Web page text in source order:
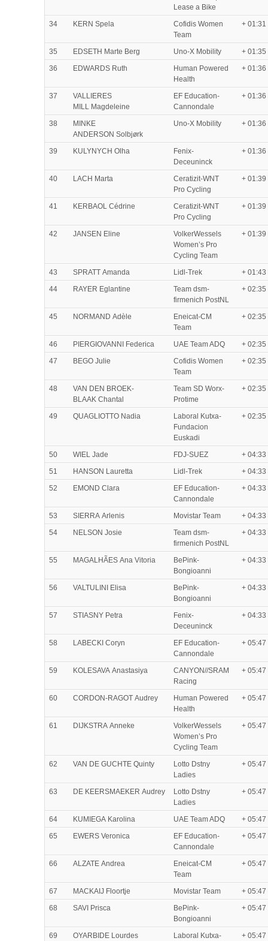
Lease a Bike
34 KERN Spela
Cofidis Women
Team
+ 01:31
35 EDSETH Marte Berg Uno-X Mobility
+ 01:35
36
EDWARDS Ruth
Human Powered
Health
+ 01:36
37
VALLIERES
MILL Magdeleine
EF Education-
Cannondale
+ 01:36
38
MINKE
ANDERSON Solbjørk
Uno-X Mobility + 01:36
39 KULYNYCH Olha
Fenix-
Deceuninck
+ 01:36
40 LACH Marta
Ceratizit-WNT
Pro Cycling
+ 01:39
41 KERBAOL Cédrine
Ceratizit-WNT
Pro Cycling
+ 01:39
42 JANSEN Eline
VolkerWessels
Women’s Pro
Cycling Team
+ 01:39
43 SPRATT Amanda Lidl-Trek
+ 01:43
44
RAYER Eglantine
Team dsm-
firmenich PostNL
+ 02:35
45 NORMAND Adèle
Eneicat-CM
Team
+ 02:35
46 PIERGIOVANNI Federica UAE Team ADQ
+ 02:35
47
BEGO Julie
Cofidis Women
Team
+ 02:35
48
VAN DEN BROEK-
BLAAK Chantal
Team SD Worx-
Protime
+ 02:35
49 QUAGLIOTTO Nadia
Laboral Kutxa-
Fundacion
Euskadi
+ 02:35
50 WIEL Jade FDJ-SUEZ
+ 04:33
51
HANSON Lauretta Lidl-Trek
+ 04:33
52
EMOND Clara
EF Education-
Cannondale
+ 04:33
53 SIERRA Arlenis Movistar Team
+ 04:33
54
NELSON Josie
Team dsm-
firmenich PostNL
+ 04:33
55 MAGALHÃES Ana Vitoria
BePink-
Bongioanni
+ 04:33
56 VALTULINI Elisa
BePink-
Bongioanni
+ 04:33
57 STIASNY Petra
Fenix-
Deceuninck
+ 04:33
58 LABECKI Coryn
EF Education-
Cannondale
+ 05:47
59 KOLESAVA Anastasiya
CANYON//SRAM
Racing
+ 05:47
60 CORDON-RAGOT Audrey
Human Powered
Health
+ 05:47
61 DIJKSTRA Anneke
VolkerWessels
Women’s Pro
Cycling Team
+ 05:47
62 VAN DE GUCHTE Quinty
Lotto Dstny
Ladies
+ 05:47
63 DE KEERSMAEKER Audrey
Lotto Dstny
Ladies
+ 05:47
64 KUMIEGA Karolina UAE Team ADQ
+ 05:47
65
EWERS Veronica
EF Education-
Cannondale
+ 05:47
66 ALZATE Andrea
Eneicat-CM
Team
+ 05:47
67 MACKAIJ Floortje Movistar Team
+ 05:47
68
SAVI Prisca
BePink-
Bongioanni
+ 05:47
69 OYARBIDE Lourdes
Laboral Kutxa-
+ 05:47